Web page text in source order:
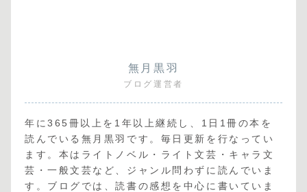
無月黒羽
ブログ運営者
年に365冊以上を1年以上継続し、1日1冊の本を
読んでいる無月黒羽です。毎日更新を行なってい
ます。本はライトノベル・ライト文芸・キャラ文
芸・一般文芸など、ジャンル問わずに読んでいま
す。ブログでは、読書の感想を中心に書いていま